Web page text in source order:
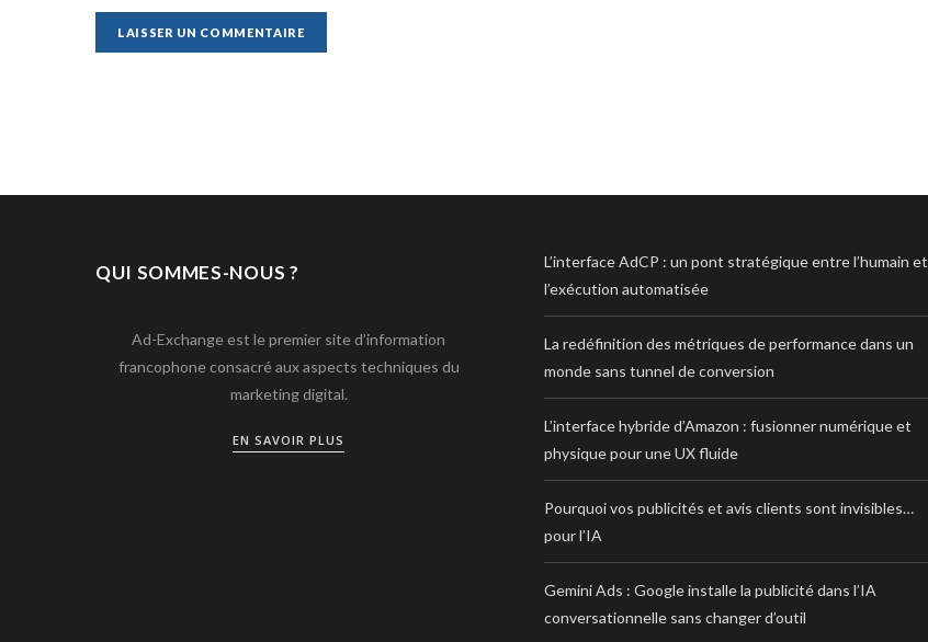
QUI SOMMES-NOUS ?
Ad-Exchange est le premier site d’information
francophone consacré aux aspects techniques du
marketing digital.
EN SAVOIR PLUS
L’interface AdCP : un pont stratégique entre l’humain et
l’exécution automatisée
La redéfinition des métriques de performance dans un
monde sans tunnel de conversion
L’interface hybride d’Amazon : fusionner numérique et
physique pour une UX fluide
Pourquoi vos publicités et avis clients sont invisibles…
pour l’IA
Gemini Ads : Google installe la publicité dans l’IA
conversationnelle sans changer d’outil